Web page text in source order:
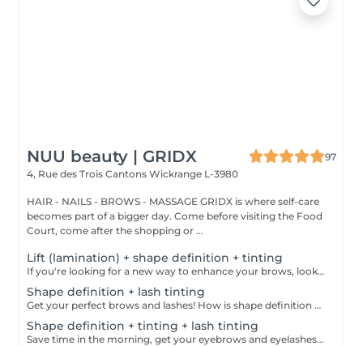
NUU beauty | GRIDX
97
4, Rue des Trois Cantons Wickrange L-3980
HAIR - NAILS - BROWS - MASSAGE GRIDX is where self-care
becomes part of a bigger day. Come before visiting the Food
Court, come after the shopping or ...
Lift (lamination) + shape definition + tinting
If you're looking for a new way to enhance your brows, look no further than brow lift! The specialist covers the hairs with special compositions for long-term styling and fixation. Eyebrow lamination is accompanied by coloring. As a result, the eyebrows become bright, neat and well-groomed, and the desired shape remains unchanged for a long time. How is the brow lift done? - consultation is performed - brows are washed - brow style is applied - brow set is applied - excess hair is removed with tweezers - tinting is performed - products are removed - brows are styled Age restrictions: recommended to do from 16 years. Post procedure recommendations: do not wash brows, do not go to sauna, do not put on makeup for 24 hours. Frequency: once in 6-8 weeks.
Shape definition + lash tinting
Get your perfect brows and lashes! How is shape definition + lash tinting done? - consultation is performed - brows are washed - excess hair is removed with wax - excess hair is removed with tweezers - brows are styled - lashes are washed - patches are applied - tinting is performed - patches are removed Age restrictions: recommended to do from 12 years. Post procedure recommendations: do not put makeup on the skin near the brows 4 hours after the procedure. Frequency: once in 3-4 weeks.
Shape definition + tinting + lash tinting
Save time in the morning, get your eyebrows and eyelashes done! How is the shape definition + tinting + lash tinting done? - consultation is performed - brows are washed - excess hair is removed with wax - excess hair is removed with tweezers - tinting is performed - excess paint is removed - lashes are washed - patches are applied - tinting is performed - patches are removed Age restrictions: recommended age from 14 years. Post procedure recommendations: do not wash brows and lashes, do not put on makeup for 12 hours. Frequency: once in 3-4 weeks.